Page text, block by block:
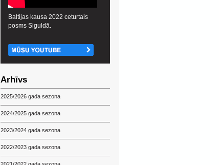
Baltijas kausa 2022 ceturtais
posms Siguldā.
Arhīvs
2025/2026 gada sezona
2024/2025 gada sezona
2023/2024 gada sezona
2022/2023 gada sezona